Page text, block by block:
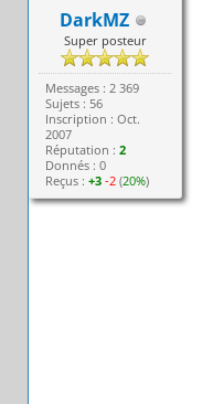
DarkMZ
Super posteur
Messages : 2 369
Sujets : 56
Inscription : Oct.
2007
Réputation :2
Donnés : 0
Reçus :+3 -2 (20%)